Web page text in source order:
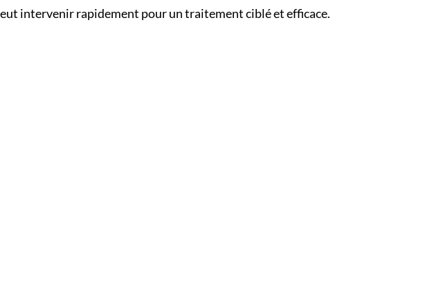
intervenir rapidement pour un traitement ciblé et efficace.